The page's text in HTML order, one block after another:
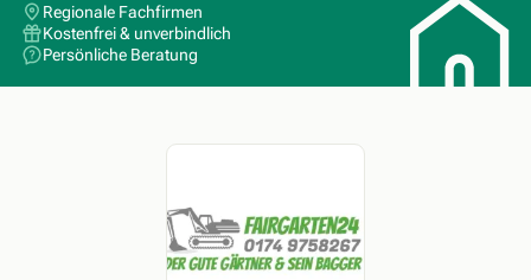
Regionale Fachfirmen
Kostenfrei & unverbindlich
Persönliche Beratung